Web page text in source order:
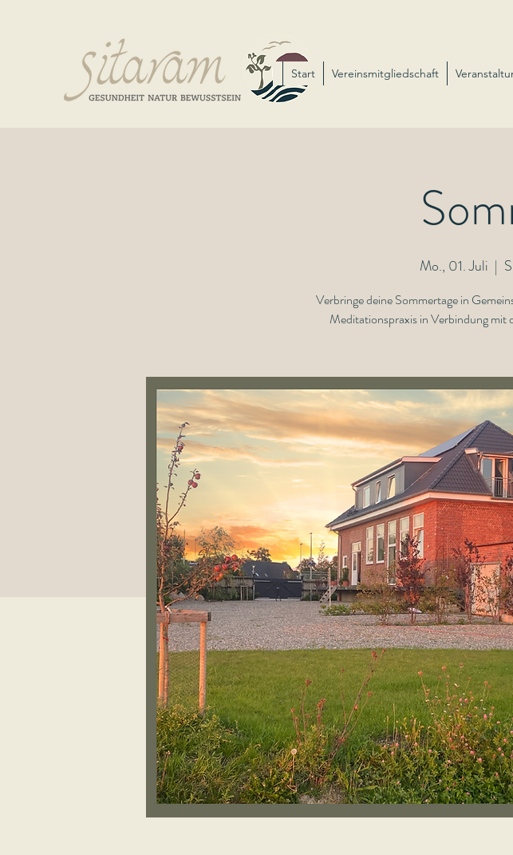
Start Vereinsmitgliedschaft
Mo., 01. Juli
  |
Verbringe deine Sommertage in
Meditationspraxis in Verbindung mit